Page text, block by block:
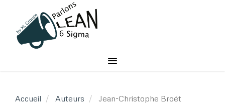
contenu
principal
Accueil Auteurs Jean-Christophe Broët